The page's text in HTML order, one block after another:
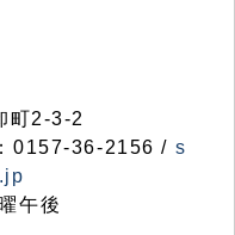
町2-3-2
0157-36-2156 / s
午後